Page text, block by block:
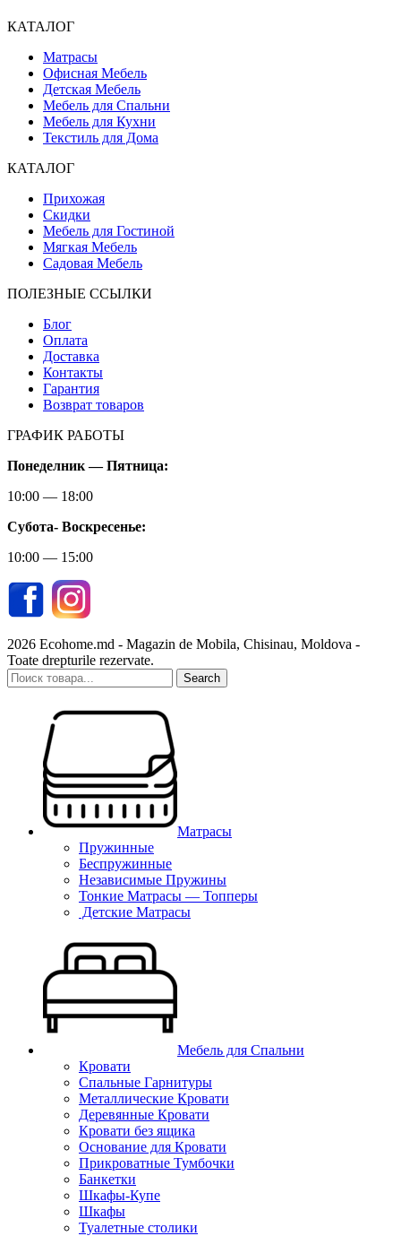
КАТАЛОГ
Матрасы
Офисная Мебель
Детская Мебель
Мебель для Спальни
Мебель для Кухни
Текстиль для Дома
КАТАЛОГ
Прихожая
Скидки
Мебель для Гостиной
Мягкая Мебель
Садовая Мебель
ПОЛЕЗНЫЕ ССЫЛКИ
Блог
Оплата
Доставка
Контакты
Гарантия
Возврат товаров
ГРАФИК РАБОТЫ
Понеделник — Пятница:
10:00 — 18:00
Субота- Воскресенье:
10:00 — 15:00
2026 Ecohome.md - Magazin de Mobila, Chisinau, Moldova -
Toate drepturile rezervate.
Search
Матрасы
Пружинные
Беспружинные
Независимые Пружины
Тонкие Матрасы — Топперы
Детские Матрасы
Мебель для Спальни
Кровати
Спальные Гарнитуры
Металлические Кровати
Деревянные Кровати
Кровати без ящика
Основание для Кровати
Прикроватные Тумбочки
Банкетки
Шкафы-Купе
Шкафы
Туалетные столики